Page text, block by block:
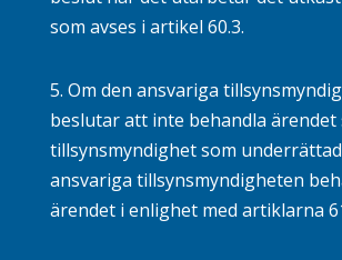
som avses i artikel 60.3.
5. Om den ansvariga
beslutar att inte behandla ärendet
tillsynsmyndighet som
ansvariga tillsynsmyndigheten
ärendet i enlighet med artiklarna